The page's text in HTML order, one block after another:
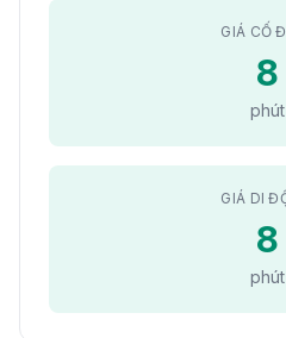
GIÁ CỐ
8
phút
GIÁ DI
8
phút